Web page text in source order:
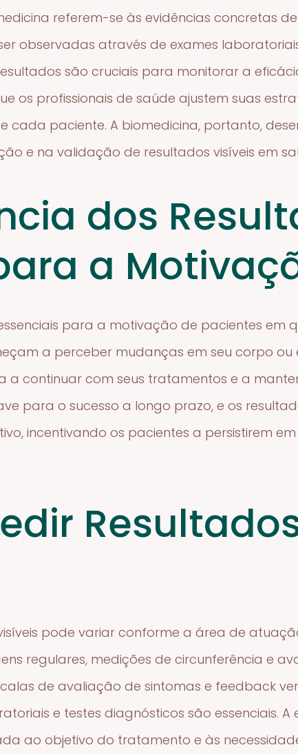
referem-se às evidências concretas
observadas através de exames
são cruciais para monitorar a
os profissionais de saúde ajustem suas
cada paciente. A biomedicina, portanto,
e na validação de resultados visíveis em
dos
a
para a motivação de pacientes em
a perceber mudanças em seu corpo ou
a continuar com seus tratamentos e a
para o sucesso a longo prazo, e os
incentivando os pacientes a persistirem
pode variar conforme a área de
regulares, medições de circunferência e
de avaliação de sintomas e feedback
e testes diagnósticos são essenciais.
ao objetivo do tratamento e às